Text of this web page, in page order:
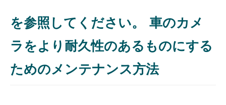
を参照してください。 車のカメ
ラをより耐久性のあるものにする
ためのメンテナンス方法